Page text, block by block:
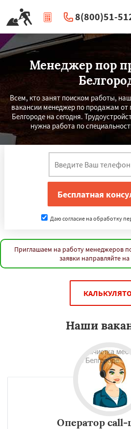
8(800)51-
|
Менеджер пор
Всем, кто занят поиском работы,
вакансии менеджер по продажам от
Белгороде на сегодня.
нужна работа по
Даю согласие на обработку
Приглашаем на работу менеджеров
заявки направляйте на
Наши
Оператор call-